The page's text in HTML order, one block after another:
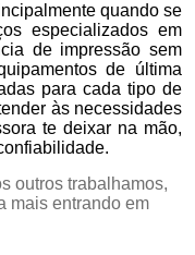
quando se
especializados em
de impressão sem
de última
para cada tipo de
às necessidades
te deixar na mão,
outros trabalhamos,
mais entrando em